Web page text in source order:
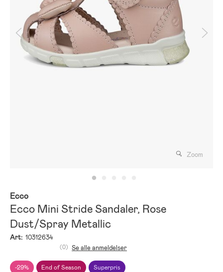
Zoom
Ecco
Ecco Mini Stride Sandaler, Rose
Dust/Spray Metallic
Art: 10312634
-29% End of Season Superpris
(0) Se alle anmeldelser